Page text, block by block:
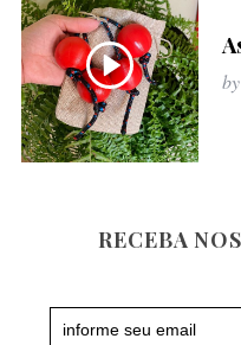
f
o
r
:
by
RECEBA